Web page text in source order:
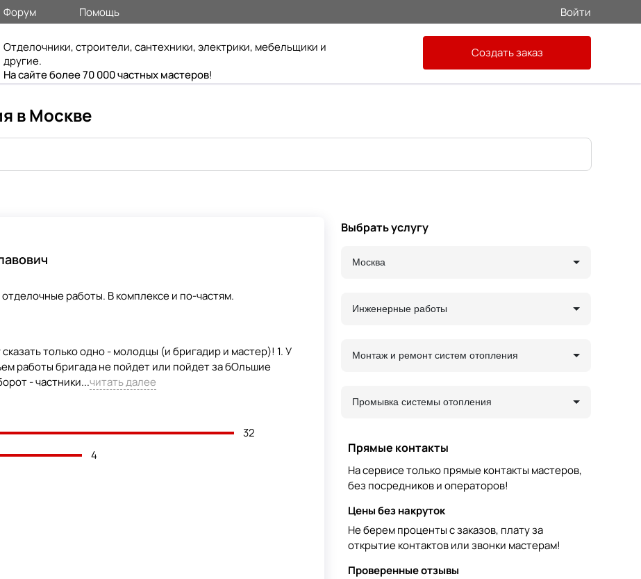
Форум Помощь Войти
Отделочники, строители, сантехники, электрики, мебельщики и
другие.
На сайте более 70 000 частных мастеров!
Создать заказ
в Москве
работы. В комплексе и по-частям.
только одно - молодцы (и бригадир и мастер)! 1. У
работы бригада не пойдет или пойдет за бОльшие
- частники...читать далее
32
4
Выбрать услугу
Москва
Инженерные работы
Монтаж и ремонт систем отопления
Промывка системы отопления
Прямые контакты
На сервисе только прямые контакты мастеров,
без посредников и операторов!
Цены без накруток
Не берем проценты с заказов, плату за
открытие контактов или звонки мастерам!
Проверенные отзывы